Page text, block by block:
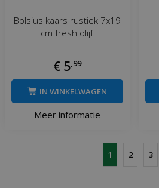
Bolsius kaars rustiek 7x19
cm fresh olijf
€ 5 99
Meer informatie
IN WINKELWAGEN
1 2 3